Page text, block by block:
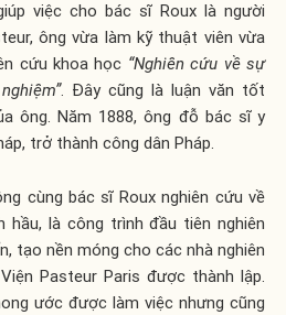
việc cho bác sĩ Roux là người
ông vừa làm kỹ thuật viên vừa
cứu khoa học “Nghiên cứu về sự
. Đây cũng là luận văn tốt
ông. Năm 1888, ông đỗ bác sĩ y
trở thành công dân Pháp.
cùng bác sĩ Roux nghiên cứu về
hầu, là công trình đầu tiên nghiên
tạo nền móng cho các nhà nghiên
Pasteur Paris được thành lập.
ước được làm việc nhưng cũng